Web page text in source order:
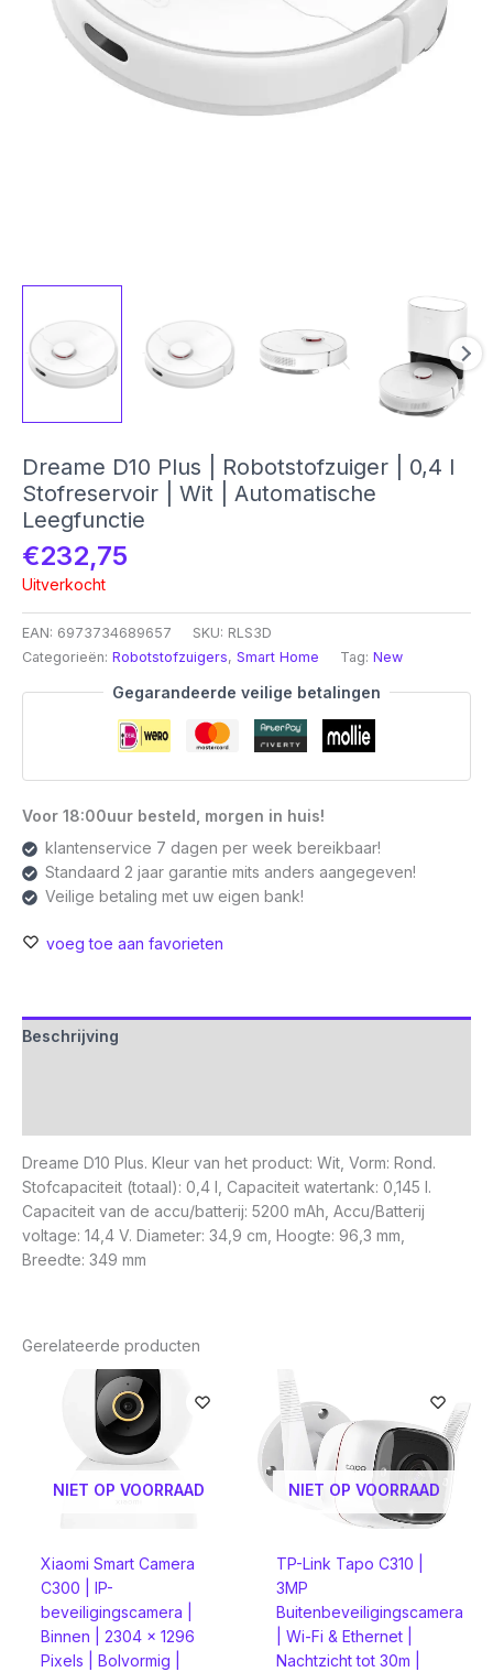
Dreame D10 Plus | Robotstofzuiger | 0,4 l
Stofreservoir | Wit | Automatische
Leegfunctie
€232,75
Uitverkocht
EAN: 6973734689657 SKU: RLS3D
Categorieën: Robotstofzuigers, Smart Home Tag: New
Gegarandeerde veilige betalingen
Voor 18:00uur besteld, morgen in huis!
klantenservice 7 dagen per week bereikbaar!
Standaard 2 jaar garantie mits anders aangegeven!
Veilige betaling met uw eigen bank!
voeg toe aan favorieten
Beschrijving
Dreame D10 Plus. Kleur van het product: Wit, Vorm: Rond.
Stofcapaciteit (totaal): 0,4 l, Capaciteit watertank: 0,145 l.
Capaciteit van de accu/batterij: 5200 mAh, Accu/Batterij
voltage: 14,4 V. Diameter: 34,9 cm, Hoogte: 96,3 mm,
Breedte: 349 mm
Gerelateerde producten
NIET OP VOORRAAD
Xiaomi Smart Camera
C300 | IP-
beveiligingscamera |
Binnen | 2304 x 1296
Pixels | Bolvormig |
NIET OP VOORRAAD
TP-Link Tapo C310 |
3MP
Buitenbeveiligingscamera
| Wi-Fi & Ethernet |
Nachtzicht tot 30m |